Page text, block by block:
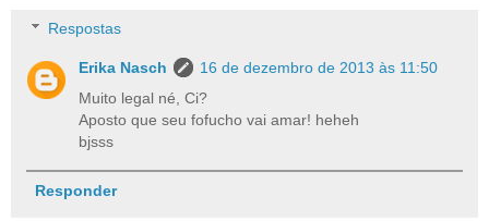
Respostas
Erika Nasch
16 de dezembro de 2013 às 11:50
Muito legal né, Ci?
Aposto que seu fofucho vai amar! heheh
bjsss
Responder